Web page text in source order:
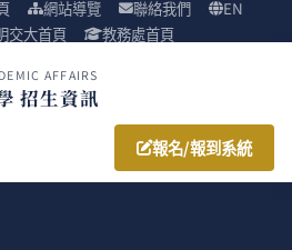
網站導覽 聯絡我們
EN
交大首頁
教務處首頁
AFFAIRS
招生資訊
報名/報到系統